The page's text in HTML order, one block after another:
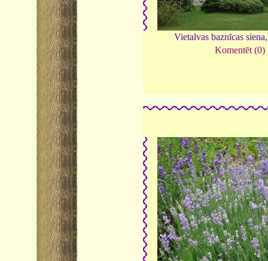
Vietalvas baznīcas
Komentēt (0)